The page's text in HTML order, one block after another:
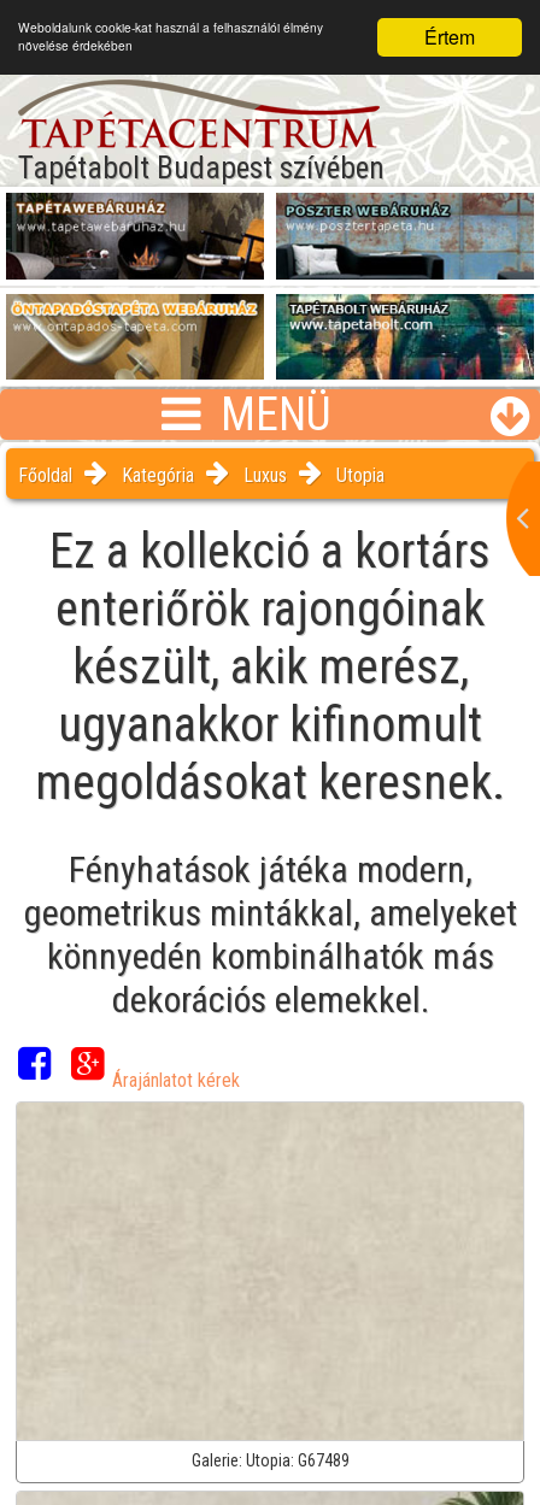
Értem
Weboldalunk cookie-kat használ a felhasználói élmény
növelése érdekében
Tapétabolt Budapest szívében
MENÜ
Főoldal Kategória Luxus Utopia
Ez a kollekció a kortárs
enteriőrök rajongóinak
készült, akik merész,
ugyanakkor kifinomult
megoldásokat keresnek.
Fényhatások játéka modern,
geometrikus mintákkal, amelyeket
könnyedén kombinálhatók más
dekorációs elemekkel.
Árajánlatot kérek
Galerie: Utopia: G67489